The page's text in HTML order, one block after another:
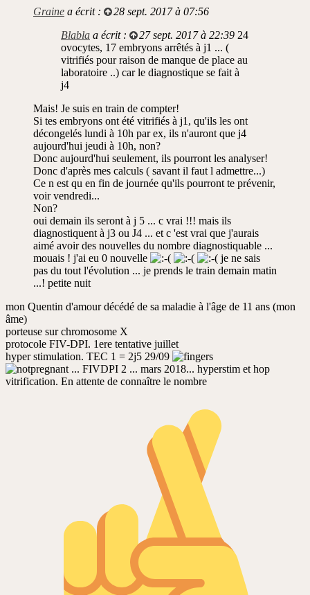
Graine a écrit :
28 sept. 2017 à 07:56
Blabla a écrit : 27 sept. 2017 à 22:39 24
ovocytes, 17 embryons arrêtés à j1 ... (
vitrifiés pour raison de manque de place au
laboratoire ..) car le diagnostique se fait à
j4
Mais! Je suis en train de compter!
Si tes embryons ont été vitrifiés à j1, qu'ils les ont
décongelés lundi à 10h par ex, ils n'auront que j4
aujourd'hui jeudi à 10h, non?
Donc aujourd'hui seulement, ils pourront les analyser!
Donc d'après mes calculs ( savant il faut l admettre...)
Ce n est qu en fin de journée qu'ils pourront te prévenir,
voir vendredi...
Non?
oui demain ils seront à j 5 ... c vrai !!! mais ils
diagnostiquent à j3 ou J4 ... et c 'est vrai que j'aurais
aimé avoir des nouvelles du nombre diagnostiquable ...
mouais ! j'ai eu 0 nouvelle
je ne sais
pas du tout l'évolution ... je prends le train demain matin
...! petite nuit
mon Quentin d'amour décédé de sa maladie à l'âge de 11 ans (mon
âme)
porteuse sur chromosome X
protocole FIV-DPI. 1ere tentative juillet
hyper stimulation. TEC 1 = 2j5 29/09
... FIVDPI 2 ... mars 2018... hyperstim et hop
vitrification. En attente de connaître le nombre